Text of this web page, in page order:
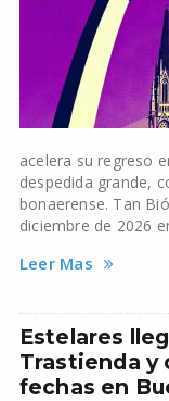
acelera su regreso
despedida grande,
bonaerense. Tan
diciembre de 2026
Leer Mas
Estelares
Trastienda y
fechas en